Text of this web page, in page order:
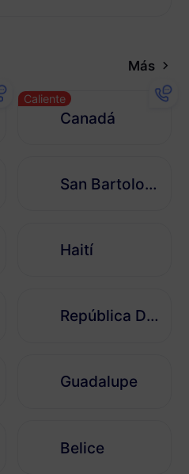
Más
Canadá
Caliente
San Bartolomé
Haití
República Dominicana
Guadalupe
Belice